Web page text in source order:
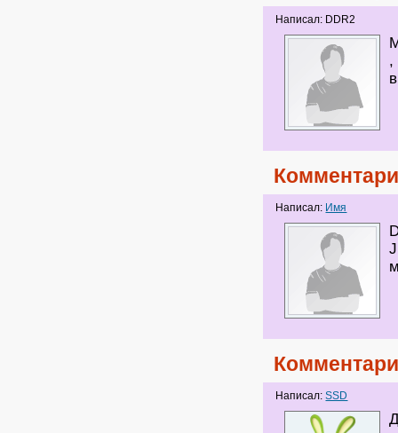
Написал: DDR2
,
Написал: Имя
Написал:SSD